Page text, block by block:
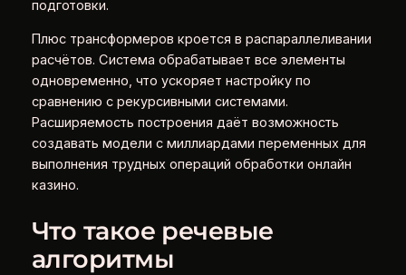
подготовки.
Плюс трансформеров кроется в распараллеливании
расчётов. Система обрабатывает все элементы
одновременно, что ускоряет настройку по
сравнению с рекурсивными системами.
Расширяемость построения даёт возможность
создавать модели с миллиардами переменных для
выполнения трудных операций обработки онлайн
казино.
Что такое речевые
алгоритмы